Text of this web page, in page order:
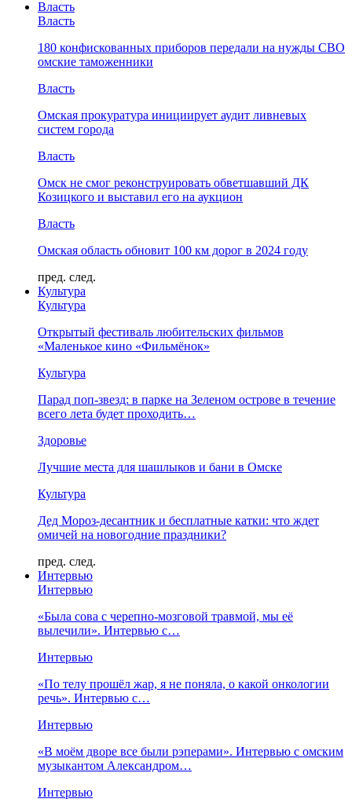
Власть
Власть
180 конфискованных приборов передали на нужды СВО
омские таможенники
Власть
Омская прокуратура инициирует аудит ливневых
систем города
Власть
Омск не смог реконструировать обветшавший ДК
Козицкого и выставил его на аукцион
Власть
Омская область обновит 100 км дорог в 2024 году
пред. след.
Культура
Культура
Открытый фестиваль любительских фильмов
«Маленькое кино «Фильмёнок»
Культура
Парад поп-звезд: в парке на Зеленом острове в течение
всего лета будет проходить…
Здоровье
Лучшие места для шашлыков и бани в Омске
Культура
Дед Мороз-десантник и бесплатные катки: что ждет
омичей на новогодние праздники?
пред. след.
Интервью
Интервью
«Была сова с черепно-мозговой травмой, мы её
вылечили». Интервью с…
Интервью
«По телу прошёл жар, я не поняла, о какой онкологии
речь». Интервью с…
Интервью
«В моём дворе все были рэперами». Интервью с омским
музыкантом Александром…
Интервью